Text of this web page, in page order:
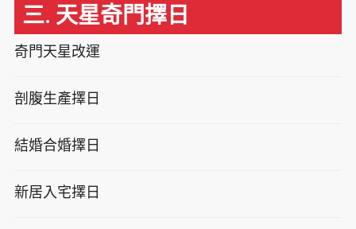
三. 天星奇門擇日
奇門天星改運
剖腹生產擇日
結婚合婚擇日
新居入宅擇日